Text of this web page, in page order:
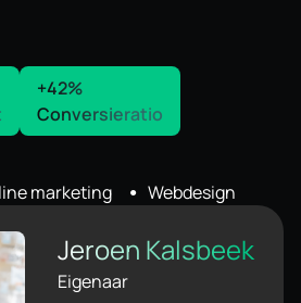
+42%
Conversieratio
marketing Webdesign
Jeroen Kalsbeek
Eigenaar